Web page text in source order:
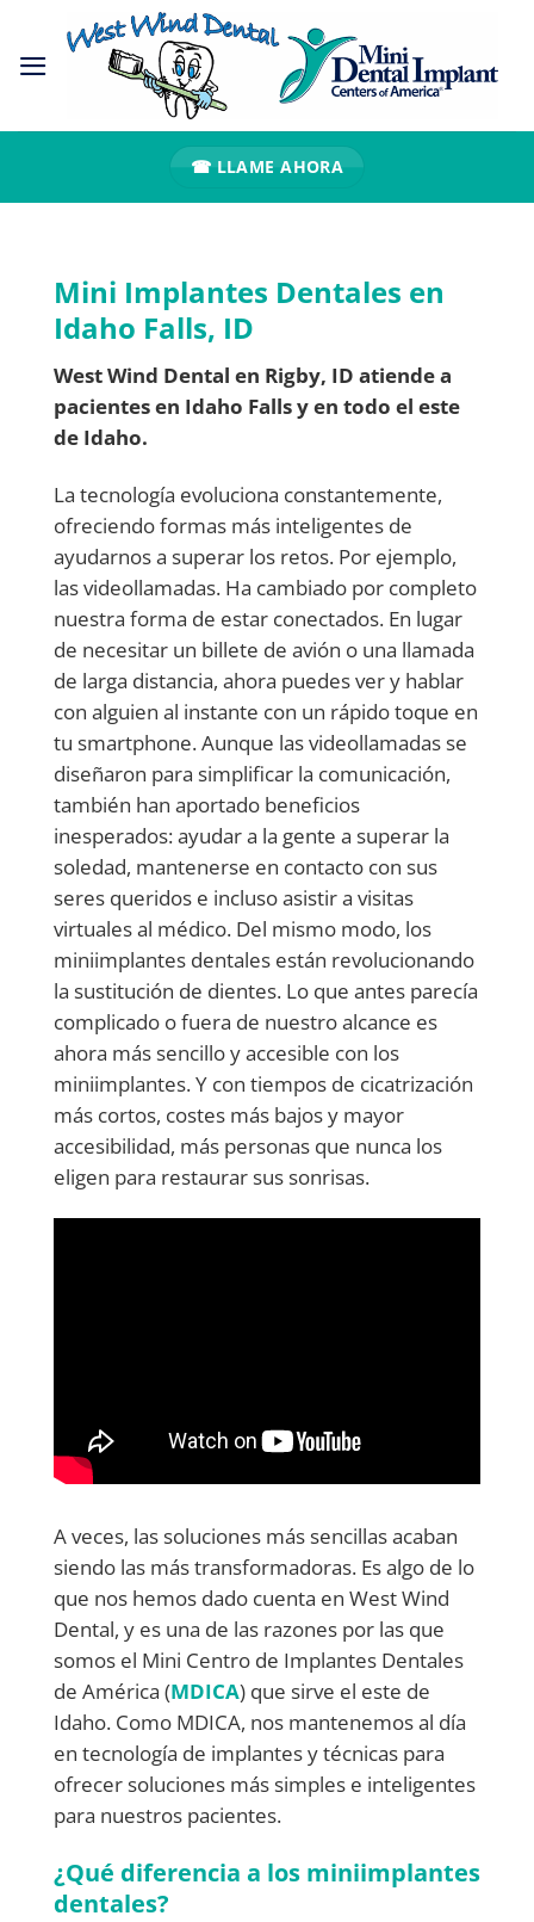
contenido
☎ LLAME AHORA
Mini Implantes Dentales en
Idaho Falls, ID
West Wind Dental en Rigby, ID atiende a
pacientes en Idaho Falls y en todo el este
de Idaho.
La tecnología evoluciona constantemente,
ofreciendo formas más inteligentes de
ayudarnos a superar los retos. Por ejemplo,
las videollamadas. Ha cambiado por completo
nuestra forma de estar conectados. En lugar
de necesitar un billete de avión o una llamada
de larga distancia, ahora puedes ver y hablar
con alguien al instante con un rápido toque en
tu smartphone. Aunque las videollamadas se
diseñaron para simplificar la comunicación,
también han aportado beneficios
inesperados: ayudar a la gente a superar la
soledad, mantenerse en contacto con sus
seres queridos e incluso asistir a visitas
virtuales al médico. Del mismo modo, los
miniimplantes dentales están revolucionando
la sustitución de dientes. Lo que antes parecía
complicado o fuera de nuestro alcance es
ahora más sencillo y accesible con los
miniimplantes. Y con tiempos de cicatrización
más cortos, costes más bajos y mayor
accesibilidad, más personas que nunca los
eligen para restaurar sus sonrisas.
A veces, las soluciones más sencillas acaban
siendo las más transformadoras. Es algo de lo
que nos hemos dado cuenta en West Wind
Dental, y es una de las razones por las que
somos el Mini Centro de Implantes Dentales
de América (MDICA) que sirve el este de
Idaho. Como MDICA, nos mantenemos al día
en tecnología de implantes y técnicas para
ofrecer soluciones más simples e inteligentes
para nuestros pacientes.
¿Qué diferencia a los miniimplantes
dentales?